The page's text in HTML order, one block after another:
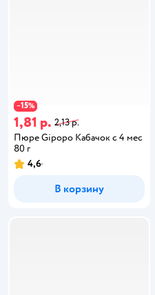
−15%
1,81 р. 2,13 р.
Пюре Gipopo Кабачок с 4 мес
80 г
4,6
В корзину